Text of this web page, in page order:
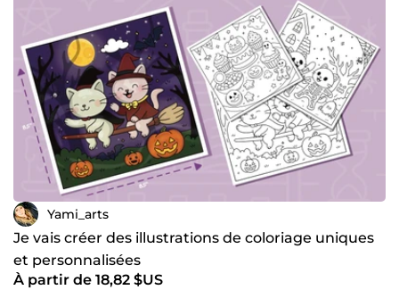
Yami_arts
Je vais créer des illustrations de coloriage uniques
et personnalisées
À partir de 18,82 $US